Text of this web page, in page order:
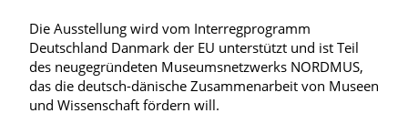
Die Ausstellung wird vom Interregprogramm
Deutschland Danmark der EU unterstützt und ist Teil
des neugegründeten Museumsnetzwerks NORDMUS,
das die deutsch-dänische Zusammenarbeit von Museen
und Wissenschaft fördern will.